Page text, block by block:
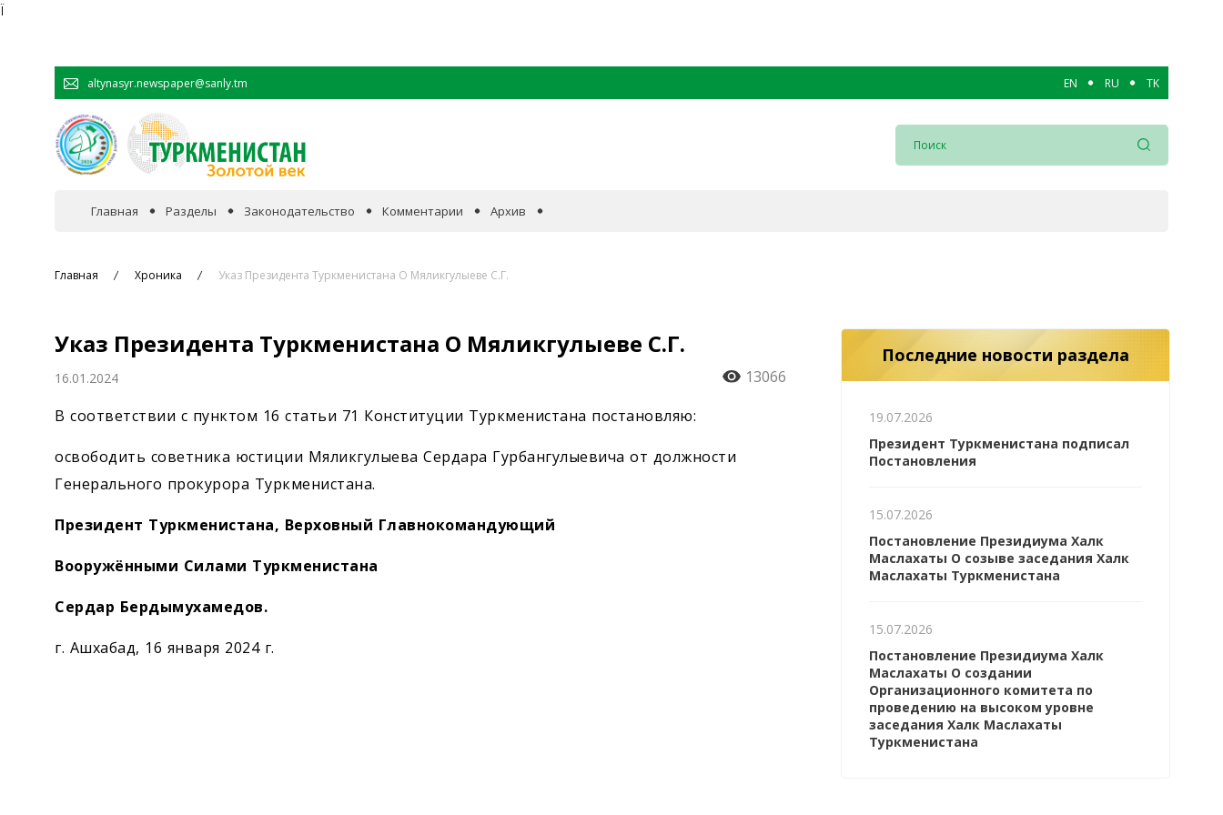
Ï
altynasyr.newspaper@sanly.tm EN RU TK
Главная Разделы
Сотрудничество
Экономика
Общество
Наука
Законодательство Комментарии Архив
Главная Хроника Указ Президента Туркменистана О Мяликгулыеве С.Г.
Указ Президента Туркменистана О Мяликгулыеве С.Г.
16.01.2024
13066
В соответствии с пунктом 16 статьи 71 Конституции Туркменистана постановляю:
освободить советника юстиции Мяликгулыева Сердара Гурбангулыевича от должности
Генерального прокурора Туркменистана.
Президент Туркменистана, Верховный Главнокомандующий
Вооружёнными Силами Туркменистана
Сердар Бердымухамедов.
г. Ашхабад, 16 января 2024 г.
Последние новости раздела
19.07.2026
Президент Туркменистана подписал
Постановления
15.07.2026
Постановление Президиума Халк
Маслахаты О созыве заседания Халк
Маслахаты Туркменистана
15.07.2026
Постановление Президиума Халк
Маслахаты О создании
Организационного комитета по
проведению на высоком уровне
заседания Халк Маслахаты
Туркменистана